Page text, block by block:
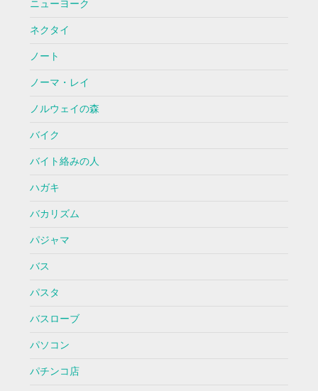
ニューヨーク
ネクタイ
ノート
ノーマ・レイ
ノルウェイの森
バイク
バイト絡みの人
ハガキ
バカリズム
パジャマ
バス
パスタ
バスローブ
パソコン
パチンコ店